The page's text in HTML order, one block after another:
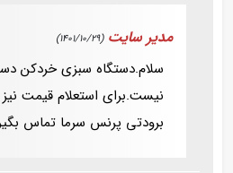
مدیر سایت (1401/10/29)
سلام.دستگاه سبزی خردکن
نیست.برای استعلام قیمت
برودتی پرنس سرما تماس